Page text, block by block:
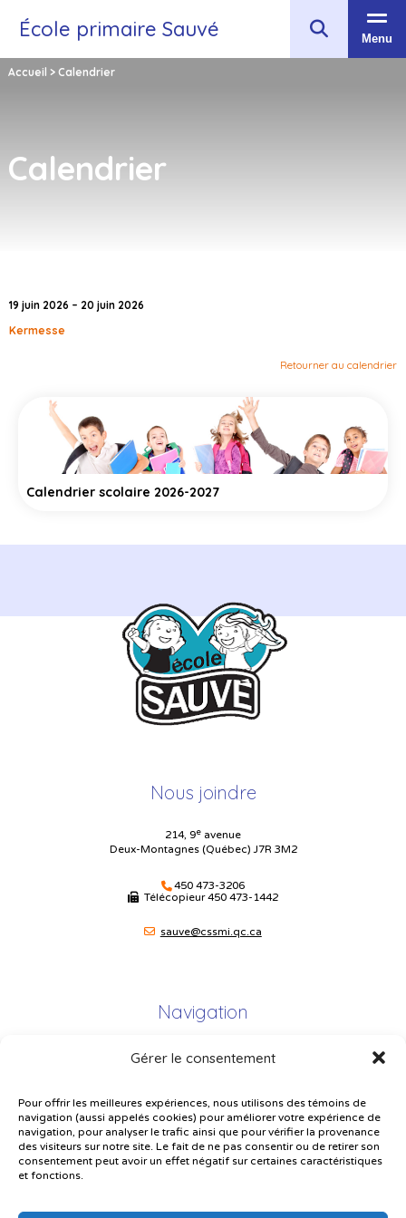
Gérer le consentement
Pour offrir les meilleures expériences, nous utilisons des témoins de
navigation (aussi appelés cookies) pour améliorer votre expérience de
navigation, pour analyser le trafic ainsi que pour vérifier la provenance
des visiteurs sur notre site. Le fait de ne pas consentir ou de retirer son
consentement peut avoir un effet négatif sur certaines caractéristiques
et fonctions.
École primaire Sauvé Menu
Accueil > Calendrier
Calendrier
19 juin 2026 – 20 juin 2026
Kermesse
Retourner au calendrier
Calendrier scolaire 2026-2027
Nous joindre
214, 9e avenue
Deux-Montagnes (Québec) J7R 3M2
450 473-3206
Télécopieur450 473-1442
sauve@cssmi.qc.ca
Navigation
Plan du site
Plainte – service à l’élève
Politique de confidentialité